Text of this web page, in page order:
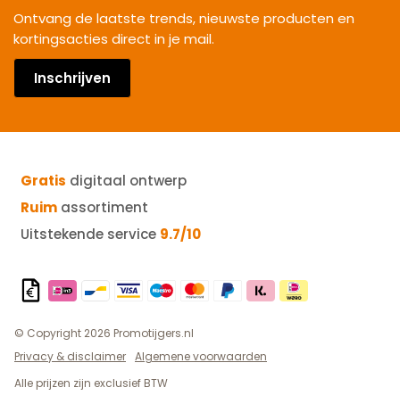
Ontvang de laatste trends, nieuwste producten en
kortingsacties direct in je mail.
Inschrijven
Gratis digitaal ontwerp
Ruim assortiment
Uitstekende service 9.7/10
© Copyright 2026 Promotijgers.nl
Privacy & disclaimer Algemene voorwaarden
Alle prijzen zijn exclusief BTW